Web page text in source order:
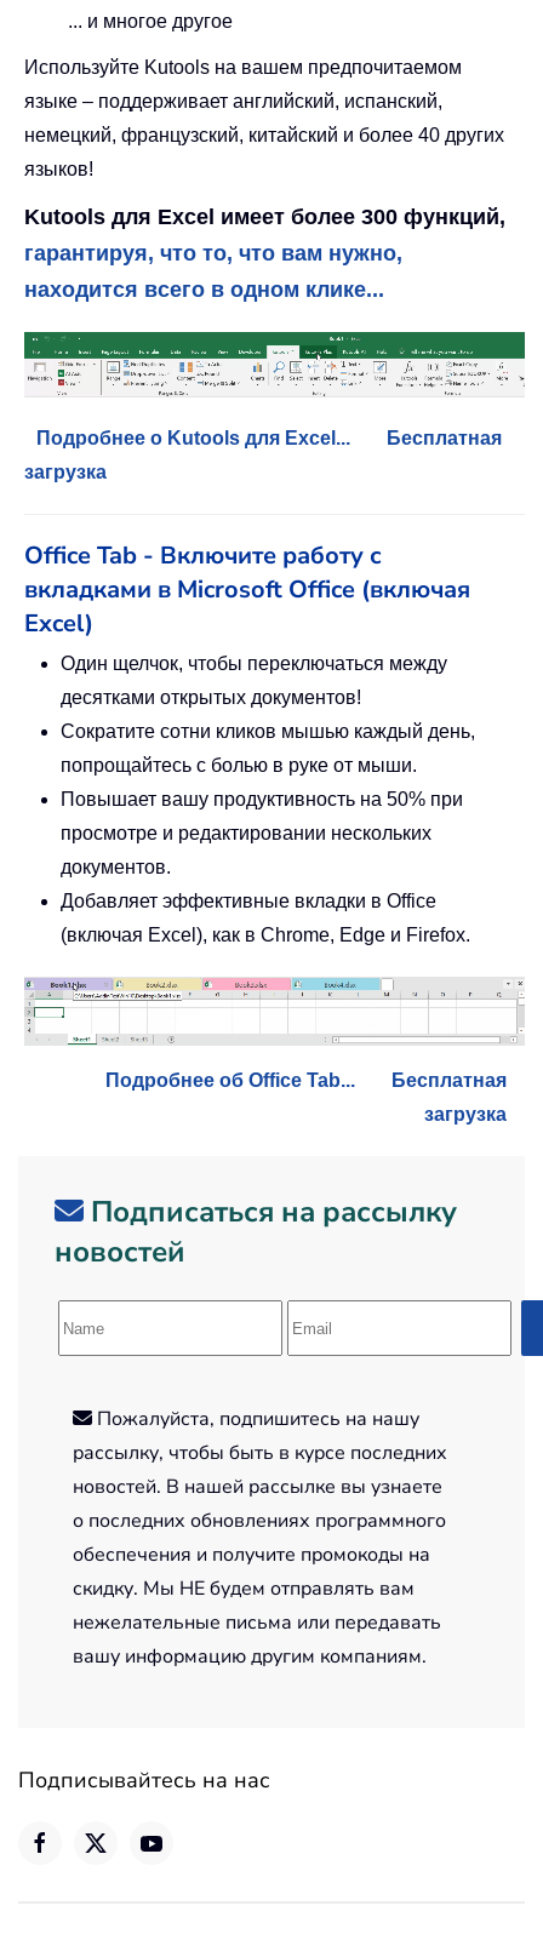
... и многое другое
Используйте Kutools на вашем предпочитаемом
языке – поддерживает английский, испанский,
немецкий, французский, китайский и более 40 других
языков!
Kutools для Excel имеет более 300 функций,
гарантируя, что то, что вам нужно,
находится всего в одном клике...
Подробнее о Kutools для Excel...
Бесплатная
загрузка
Office Tab - Включите работу с
вкладками в Microsoft Office (включая
Excel)
Один щелчок, чтобы переключаться между
десятками открытых документов!
Сократите сотни кликов мышью каждый день,
попрощайтесь с болью в руке от мыши.
Повышает вашу продуктивность на 50% при
просмотре и редактировании нескольких
документов.
Добавляет эффективные вкладки в Office
(включая Excel), как в Chrome, Edge и Firefox.
Подробнее об Office Tab...
Бесплатная
загрузка
Подписаться на рассылку
новостей
Пожалуйста, подпишитесь на нашу
рассылку, чтобы быть в курсе последних
новостей. В нашей рассылке вы узнаете
о последних обновлениях программного
обеспечения и получите промокоды на
скидку. Мы НЕ будем отправлять вам
нежелательные письма или передавать
вашу информацию другим компаниям.
Подписывайтесь на нас